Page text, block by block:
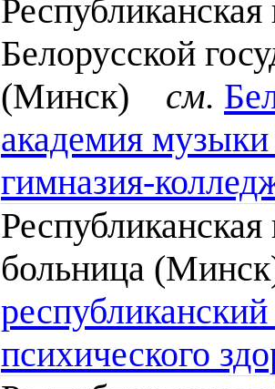
Белорусской
(Минск) см.
академия
гимназия-
больница
психического